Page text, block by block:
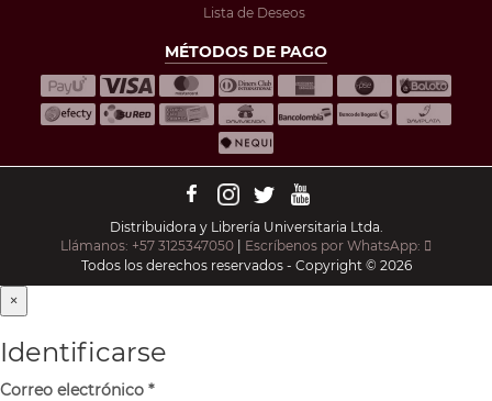
Lista de Deseos
MÉTODOS DE PAGO
Distribuidora y Librería Universitaria Ltda.
Llámanos: +57 3125347050
Escríbenos por WhatsApp:
Todos los derechos reservados - Copyright © 2026
×
Identificarse
Correo electrónico *